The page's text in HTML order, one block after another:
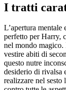
I tratti
L’apertura
perfetto per Harry,
nel mondo magico.
vestire abiti di
questo nutre
desiderio di rivalsa
realizzare nel sesto